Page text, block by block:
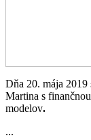
Dňa 20. mája
Martina s
modelov.
...